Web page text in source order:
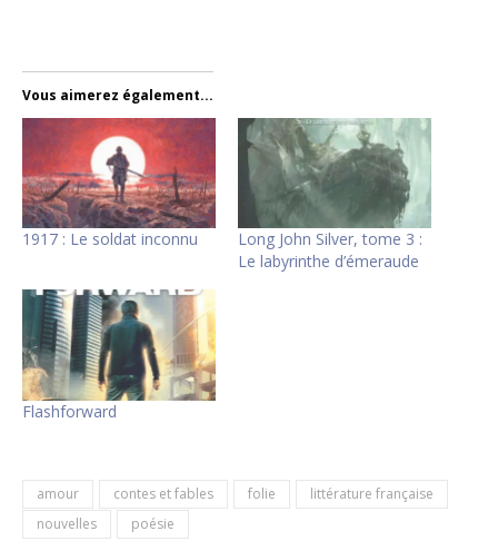
Vous aimerez également...
1917 : Le soldat inconnu
Long John Silver, tome 3 :
Le labyrinthe d’émeraude
Flashforward
amour contes et fables folie
littérature française
nouvelles
poésie